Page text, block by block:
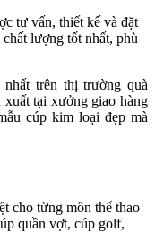
tư vấn, thiết kế và đặt
lượng tốt nhất, phù
trên thị trường quà
tại xưởng giao hàng
cúp kim loại đẹp mà
cho từng môn thể thao
quần vợt, cúp golf,